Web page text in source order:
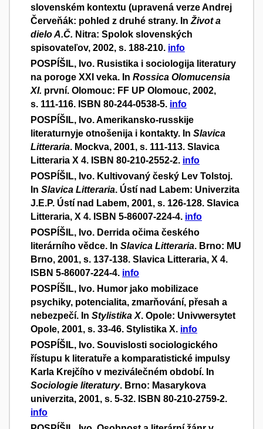
slovenském kontextu (upravená verze Andrej
Červeňák: pohled z druhé strany. In Život a
dielo A.Č. Nitra: Spolok slovenských
spisovateľov, 2002, s. 188-210. info
POSPÍŠIL, Ivo. Rusistika i sociologija literatury
na poroge XXI veka. In Rossica Olomucensia
XI. první. Olomouc: FF UP Olomouc, 2002,
s. 111-116. ISBN 80-244-0538-5. info
POSPÍŠIL, Ivo. Amerikansko-russkije
literaturnyje otnošenija i kontakty. In Slavica
Litteraria. Mockva, 2001, s. 111-113. Slavica
Litteraria X 4. ISBN 80-210-2552-2. info
POSPÍŠIL, Ivo. Kultivovaný český Lev Tolstoj.
In Slavica Litteraria. Ústí nad Labem: Univerzita
J.E.P. Ústí nad Labem, 2001, s. 126-128. Slavica
Litteraria, X 4. ISBN 5-86007-224-4. info
POSPÍŠIL, Ivo. Derrida očima českého
literárního vědce. In Slavica Litteraria. Brno: MU
Brno, 2001, s. 137-138. Slavica Litteraria, X 4.
ISBN 5-86007-224-4. info
POSPÍŠIL, Ivo. Humor jako mobilizace
psychiky, potencialita, zmarňování, přesah a
nebezpečí. In Stylistika X. Opole: Univwersytet
Opole, 2001, s. 33-46. Stylistika X. info
POSPÍŠIL, Ivo. Souvislosti sociologického
řístupu k literatuře a komparatistické impulsy
Karla Krejčího v meziválečném období. In
Sociologie literatury. Brno: Masarykova
univerzita, 2001, s. 5-32. ISBN 80-210-2759-2.
info